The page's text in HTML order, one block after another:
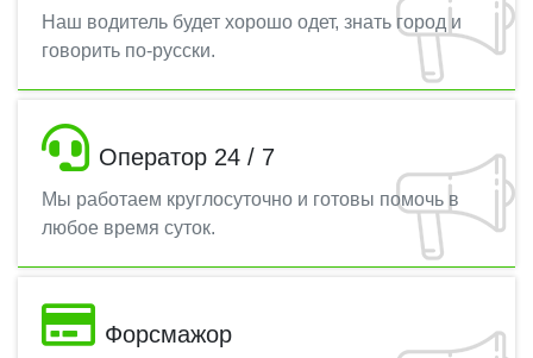
Наш водитель будет хорошо одет, знать город и
говорить по-русски.
Оператор 24 / 7
Мы работаем круглосуточно и готовы помочь в
любое время суток.
Форсмажор